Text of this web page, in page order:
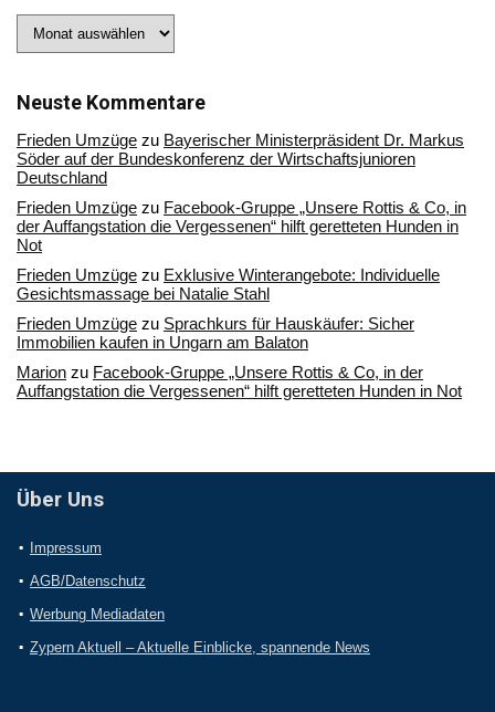
Sie
Archiv
Neuste Kommentare
Frieden Umzüge zu Bayerischer Ministerpräsident Dr. Markus
Söder auf der Bundeskonferenz der Wirtschaftsjunioren
Deutschland
Frieden Umzüge zu Facebook-Gruppe „Unsere Rottis & Co, in
der Auffangstation die Vergessenen“ hilft geretteten Hunden in
Not
Frieden Umzüge zu Exklusive Winterangebote: Individuelle
Gesichtsmassage bei Natalie Stahl
Frieden Umzüge zu Sprachkurs für Hauskäufer: Sicher
Immobilien kaufen in Ungarn am Balaton
Marion zu Facebook-Gruppe „Unsere Rottis & Co, in der
Auffangstation die Vergessenen“ hilft geretteten Hunden in Not
Über Uns
Impressum
AGB/Datenschutz
Werbung Mediadaten
Zypern Aktuell – Aktuelle Einblicke, spannende News